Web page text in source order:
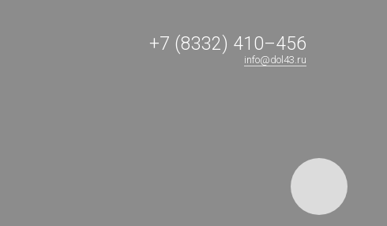
+7 (8332) 410–456
info@dol43.ru